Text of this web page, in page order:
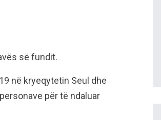
së fundit.
në kryeqytetin Seul dhe
për të ndaluar